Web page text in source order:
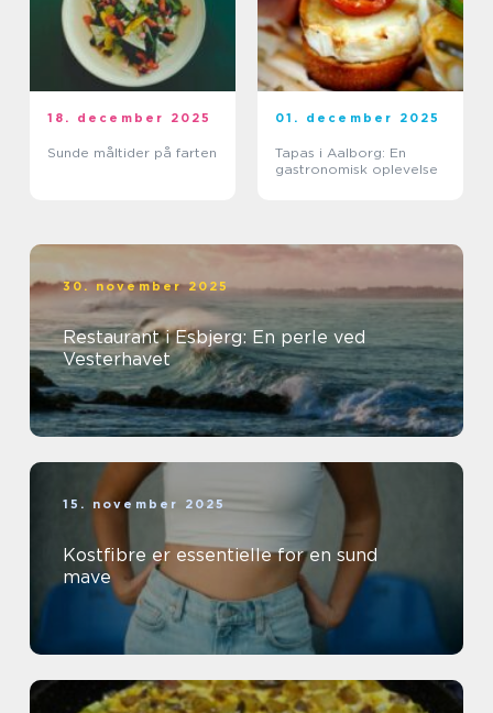
18. december 2025
Sunde måltider på farten
01. december 2025
Tapas i Aalborg: En
gastronomisk oplevelse
30. november 2025
Restaurant i Esbjerg: En perle ved
Vesterhavet
15. november 2025
Kostfibre er essentielle for en sund
mave